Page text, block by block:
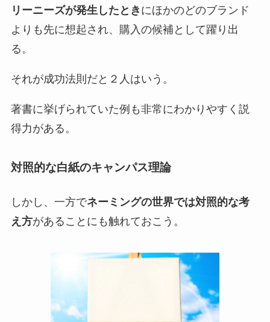
リーニーズが発生したとき にほかのどのブランド
よりも先に想起され、購入の候補として躍り出
る。
それが成功法則だと２人はいう。
著書に挙げられていた例も非常にわかりやすく説
得力がある。
対照的な白紙のキャンパス理論
しかし、一方でネーミングの世界では対照的な考
え方があることにも触れておこう。